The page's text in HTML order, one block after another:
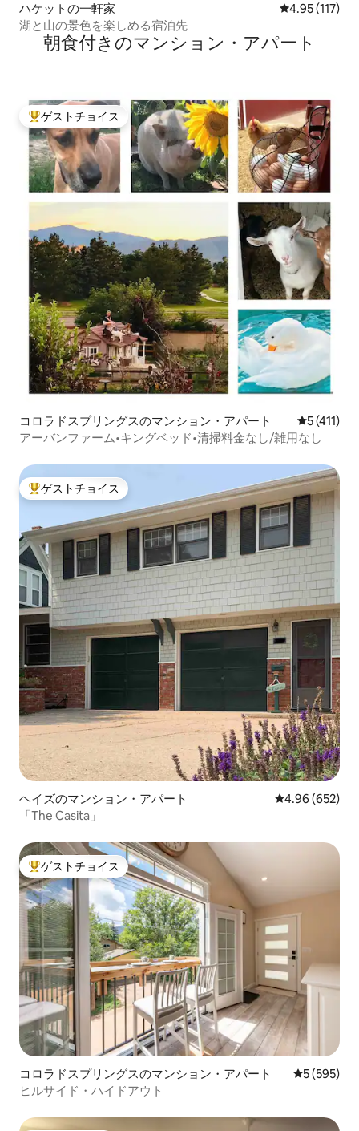
ハケットの一軒家 レビュー117
4.95 (117)
湖と山の景色を楽しめる宿泊先
朝食付きのマンション・アパート
大好評のゲストチョイスです。
ゲストチョイス
コロラドスプリングスのマンション・アパート レビュー
5 (411)
アーバンファーム•キングベッド•清掃料金なし/雑用なし
大好評のゲストチョイスです。
ゲストチョイス
ヘイズのマンション・アパート レビュー652
4.96 (652)
「The Casita」
大好評のゲストチョイスです。
ゲストチョイス
コロラドスプリングスのマンション・アパート レビュー
5 (595)
ヒルサイド・ハイドアウト